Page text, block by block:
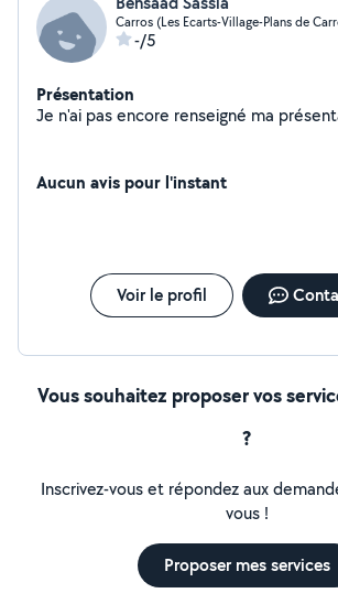
Carros (Les Ecarts-Village-Plans de
-/5
Présentation
Je n'ai pas encore
Aucun avis pour l'instant
Voir le profil
Vous souhaitez proposer vos
?
Inscrivez-vous et répondez aux
vous !
Proposer mes services